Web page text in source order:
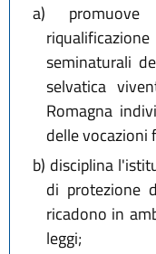
a)
seminaturali
selvatica
Romagna
delle vocazioni
b) disciplina
di protezione
ricadono in
leggi;